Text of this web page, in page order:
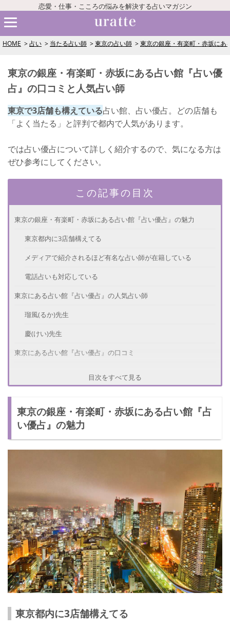
恋愛・仕事・こころの悩みを解決する占いマガジン
HOME 占い 当たる占い師 東京の占い師 東京の銀座・有楽町・赤坂にあ
東京の銀座・有楽町・赤坂にある占い館『占い優
占』の口コミと人気占い師
東京で3店舗も構えている占い館、占い優占。どの店舗も
「よく当たる」と評判で都内で人気があります。
では占い優占について詳しく紹介するので、気になる方は
ぜひ参考にしてください。
この記事の目次
東京の銀座・有楽町・赤坂にある占い館『占い優占』の魅力
東京都内に3店舗構えてる
メディアで紹介されるほど有名な占い師が在籍している
電話占いも対応している
東京にある占い館『占い優占』の人気占い師
瑠風(るか)先生
慶(けい)先生
東京にある占い館『占い優占』の口コミ
店舗詳細
さいごに
目次をすべて見る
東京の銀座・有楽町・赤坂にある占い館『占
い優占』の魅力
東京都内に3店舗構えてる